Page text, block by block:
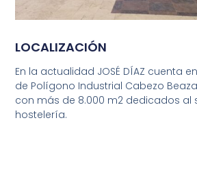
LOCALIZACIÓN
En la actualidad JOSÉ DÍAZ cuenta
de Polígono Industrial Cabezo
con más de 8.000 m2 dedicados al
hostelería.